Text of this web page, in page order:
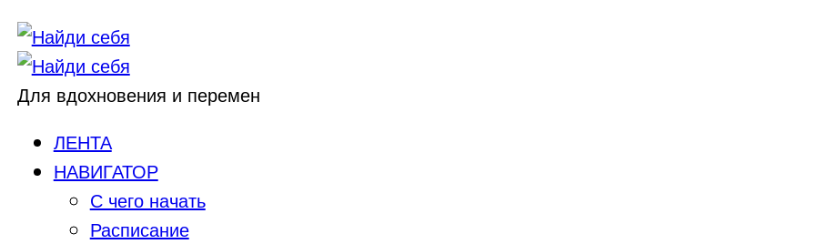
Для вдохновения и перемен
ЛЕНТА
НАВИГАТОР
С чего начать
Расписание